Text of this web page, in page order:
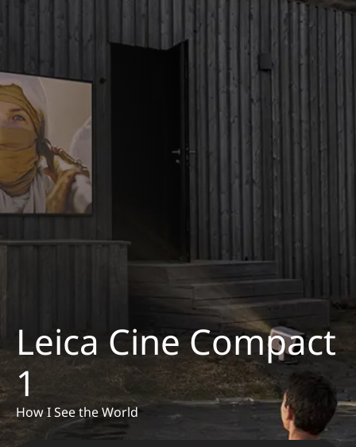
Leica Cine Compact
1
How I See the World